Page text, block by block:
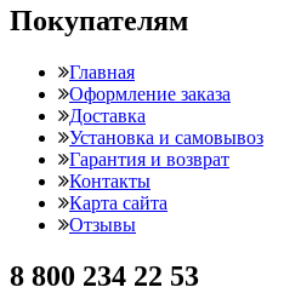
Покупателям
Главная
Оформление заказа
Доставка
Установка и самовывоз
Гарантия и возврат
Контакты
Карта сайта
Отзывы
8 800 234 22 53